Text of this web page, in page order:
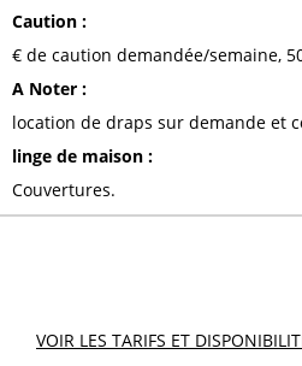
Caution :
€ de caution demandée/semaine
A Noter :
location de draps sur demande et
linge de maison :
Couvertures
VOIR LES TARIFS ET